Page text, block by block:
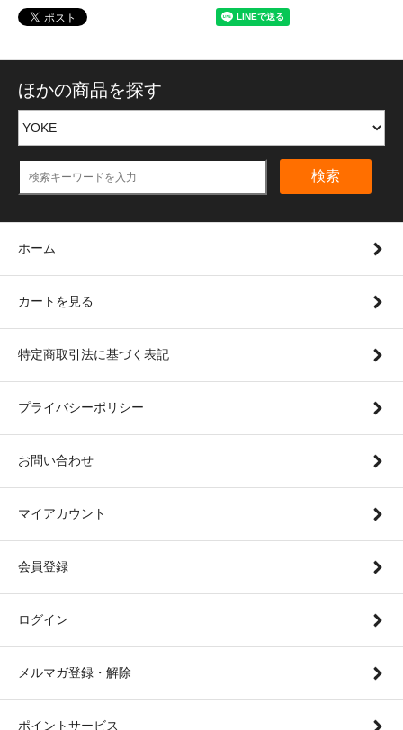
ほかの商品を探す
検索
ホーム
カートを見る
特定商取引法に基づく表記
プライバシーポリシー
お問い合わせ
マイアカウント
会員登録
ログイン
メルマガ登録・解除
ポイントサービス